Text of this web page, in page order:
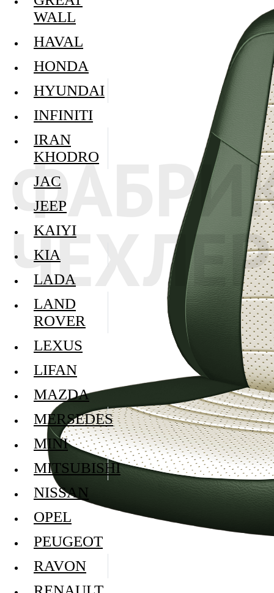
WALL
HAVAL
HONDA
HYUNDAI
INFINITI
IRAN
KHODRO
JAC
JEEP
KAIYI
KIA
LADA
LAND
ROVER
LEXUS
LIFAN
MAZDA
MERSEDES
MINI
MITSUBISHI
NISSAN
OPEL
PEUGEOT
RAVON